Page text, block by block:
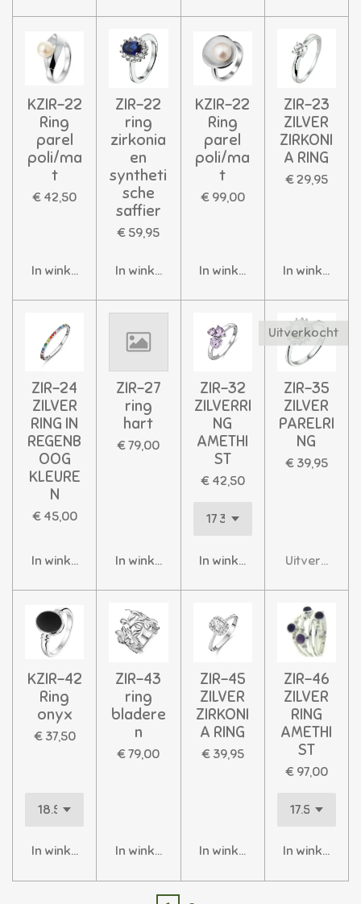
KZIR-22
Ring
parel
poli/ma
t
€ 42,50
In winkelwagen
ZIR-22
ring
zirkonia
en
syntheti
sche
saffier
€ 59,95
In winkelwagen
KZIR-22
Ring
parel
poli/ma
t
€ 99,00
In winkelwagen
ZIR-23
ZILVER
ZIRKONI
A RING
€ 29,95
In
ZIR-24
ZILVER
RING IN
REGENB
OOG
KLEURE
N
€ 45,00
In winkelwagen
ZIR-27
ring
hart
€ 79,00
In winkelwagen
ZIR-32
ZILVERRI
NG
AMETHI
ST
€ 42,50
In winkelwagen
Uitverkocht
ZIR-35
ZILVER
PARELRI
NG
€ 39,95
Uitverkocht
KZIR-42
Ring
onyx
€ 37,50
In winkelwagen
ZIR-43
ring
bladere
n
€ 79,00
In winkelwagen
ZIR-45
ZILVER
ZIRKONI
A RING
€ 39,95
In winkelwagen
ZIR-46
ZILVER
RING
AMETHI
ST
€ 97,00
In